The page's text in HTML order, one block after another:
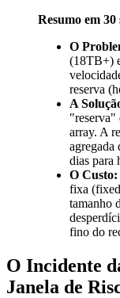
Resumo em 30
O
(18TB+)
reserva
A
"reserva"
array. A
agregada
dias para
O Custo:
fixa
tamanho
fino do
O Incidente
Janela de